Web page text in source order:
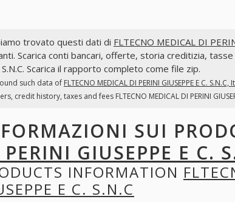
trovato questi dati di FLTECNO MEDICAL DI
Scarica conti bancari, offerte, storia creditizia,
S.N.C. Scarica il rapporto completo come file zip.
such data of FLTECNO MEDICAL DI PERINI GIUSEPPE E C. S.N.C,
credit history, taxes and fees FLTECNO MEDICAL DI PERINI
SUI
GIUSEPPE E C.
INFORMATION
E C. S.N.C